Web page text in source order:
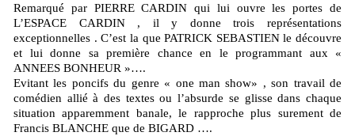
Remarqué par PIERRE CARDIN qui lui ouvre les portes de
L’ESPACE CARDIN , il y donne trois représentations
exceptionnelles . C’est la que PATRICK SEBASTIEN le découvre
et lui donne sa première chance en le programmant aux «
ANNEES BONHEUR »….
Evitant les poncifs du genre « one man show» , son travail de
comédien allié à des textes ou l’absurde se glisse dans chaque
situation apparemment banale, le rapproche plus surement de
Francis BLANCHE que de BIGARD ….